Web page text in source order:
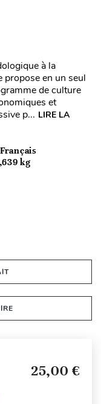
à la
propose en un seul
de culture
et
p... LIRE LA
Français
kg
25,00 €